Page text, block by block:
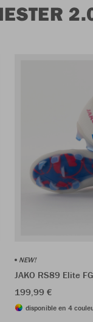
NEW!
JAKO RS89 Elite
199,99 €
disponible en 4